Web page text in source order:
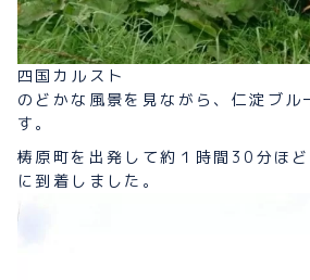
四国カルスト
のどかな風景を見ながら、仁淀ブル
す。
梼原町を出発して約１時間30分ほど
に到着しました。